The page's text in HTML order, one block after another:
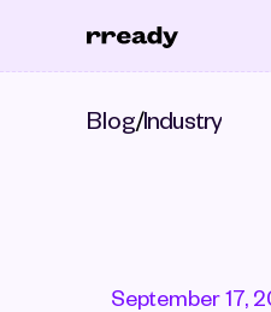
Blog/Industry
September 17,